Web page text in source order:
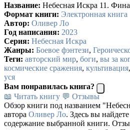
Название: Небесная Искра 11.
Формат книги: Электронная книга
Автор: Оливер Ло
Год написания: 2023
Серия: Небесная Искра
Жанры: Боевое фэнтези,
Теги: авторский мир, боги, вы за
космические сражения, культивация,
уся
Вам понравилась книга?
📖 Читать книгу 💬 Отзывы
Обзор книги под названием
автора Оливер Ло. Здесь вы
содержание выбранной книги.